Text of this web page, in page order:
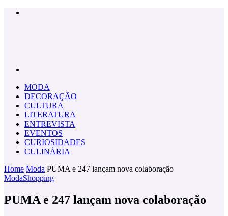
MODA
DECORAÇÃO
CULTURA
LITERATURA
ENTREVISTA
EVENTOS
CURIOSIDADES
CULINÁRIA
Home|Moda|PUMA e 247 lançam nova colaboração
ModaShopping
PUMA e 247 lançam nova colaboração